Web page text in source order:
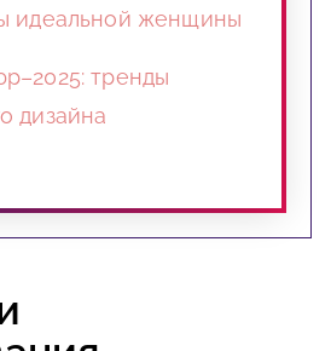
идеальной женщины
тренды
дизайна